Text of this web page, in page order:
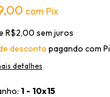
com Pix
R$2,00 sem juros
desconto pagando com
detalhes
1 - 10x15